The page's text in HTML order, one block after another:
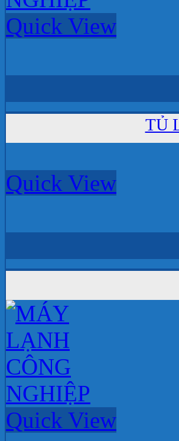
Quick View
TỦ
Quick View
Quick View